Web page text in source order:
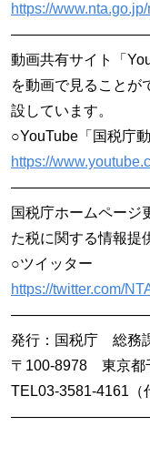
https://
動画共有サイト「
を動画で見ることが
設しています。
○YouTube「国税庁
https://
国税庁ホームページ
た税に関する情報提
○ツイッター
https://twitter.com/
発行：国税庁 総務
〒100-8978 東京都
TEL03-3581-4161（